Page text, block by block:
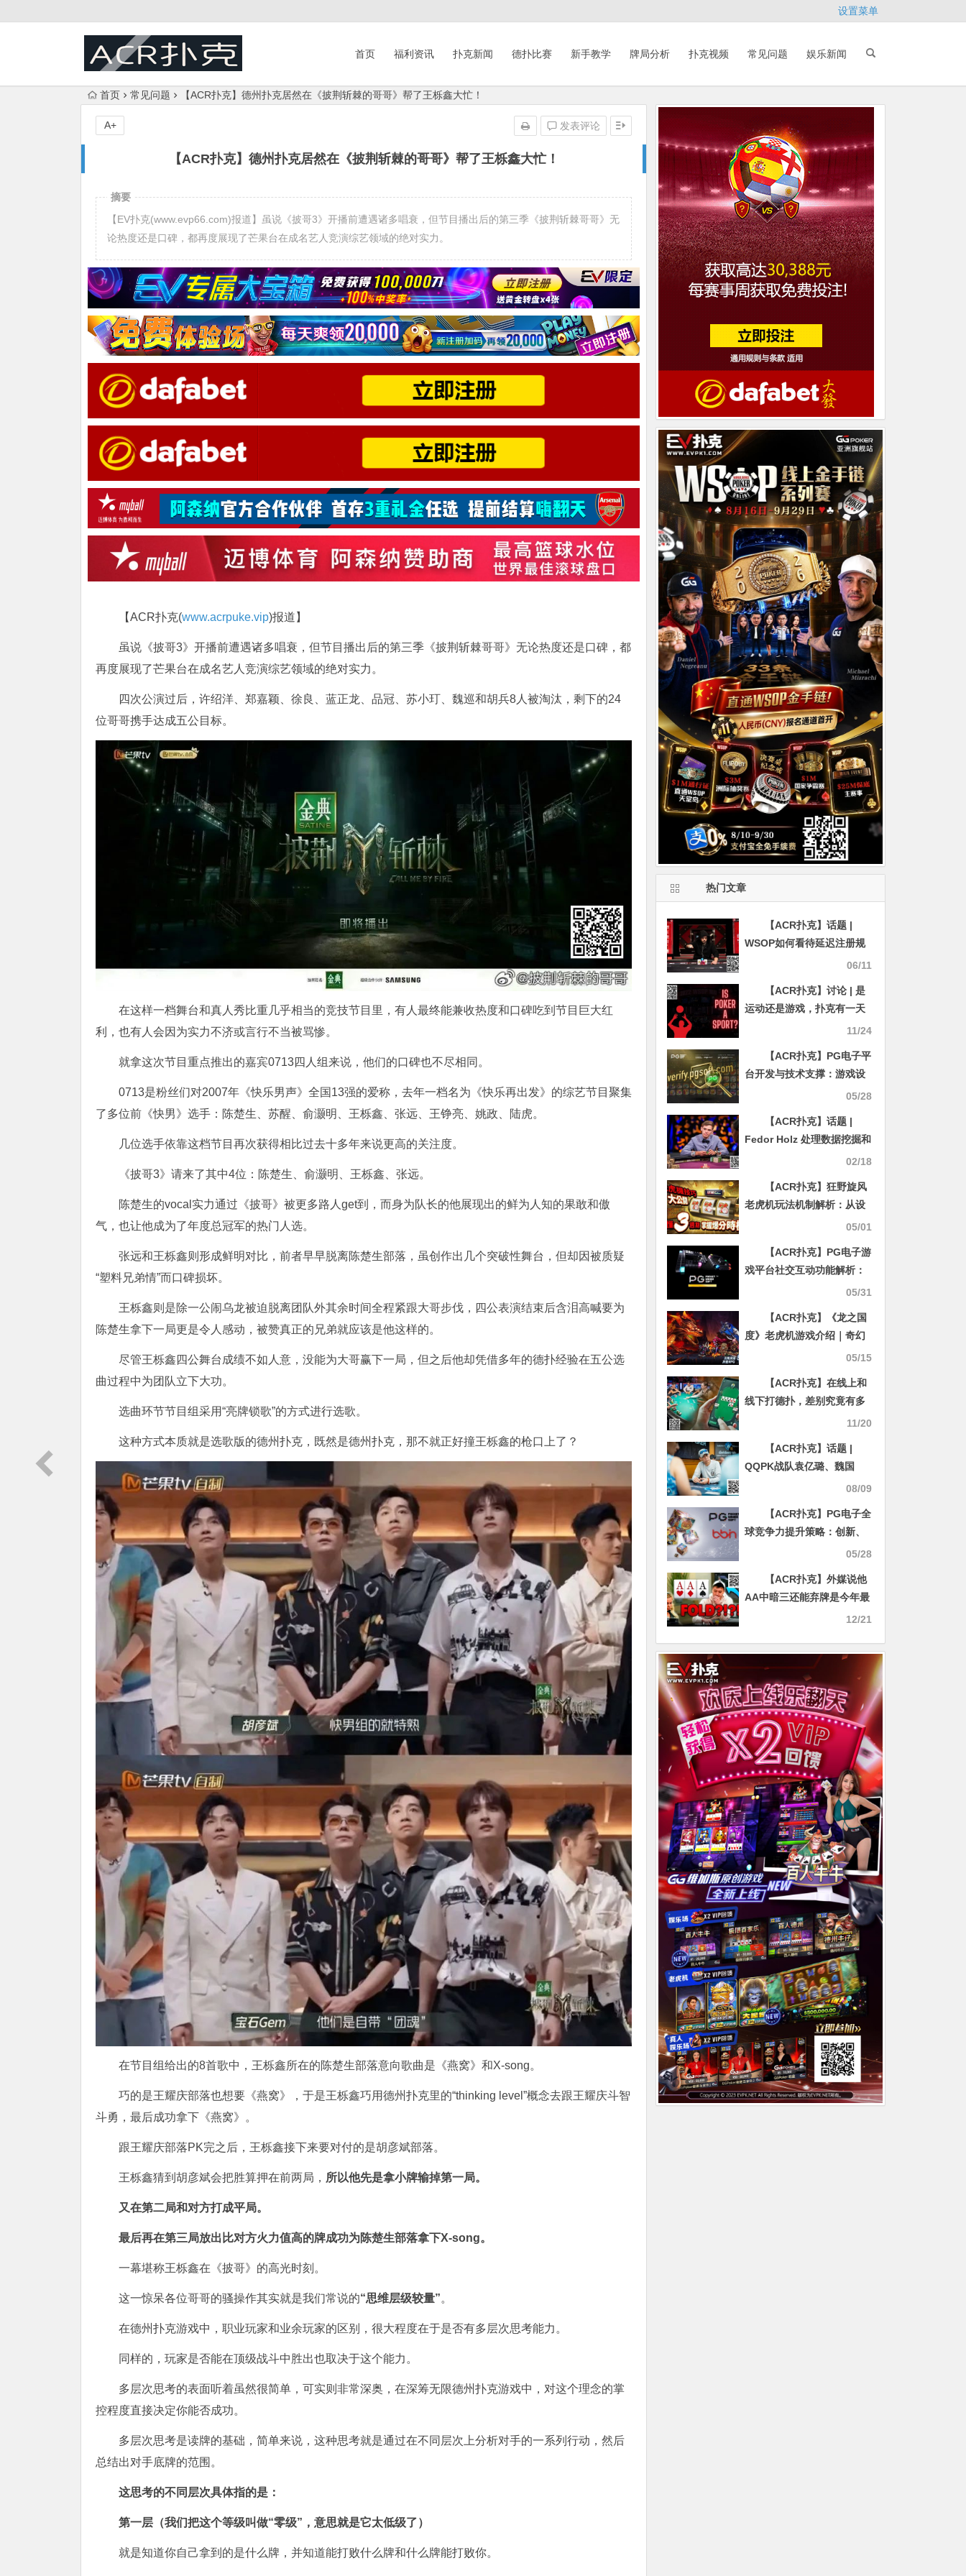
设置菜单
首页 福利资讯 扑克新闻 德扑比赛 新手教学 牌局分析 扑克视频 常见问题 娱乐新闻
首页 常见问题 【ACR扑克】德州扑克居然在《披荆斩棘的哥哥》帮了王栎鑫大忙！
【ACR扑克】德州扑克居然在《披荆斩棘的哥哥》帮了王栎鑫大忙！
发表评论
A+
摘要
【EV扑克(www.evp66.com)报道】虽说《披哥3》开播前遭遇诸多唱衰，但节目播出后的第三季《披荆斩棘哥哥》无
论热度还是口碑，都再度展现了芒果台在成名艺人竞演综艺领域的绝对实力。
【ACR扑克(www.acrpuke.vip)报道】
虽说《披哥3》开播前遭遇诸多唱衰，但节目播出后的第三季《披荆斩棘哥哥》无论热度还是口碑，都
再度展现了芒果台在成名艺人竞演综艺领域的绝对实力。
四次公演过后，许绍洋、郑嘉颖、徐良、蓝正龙、品冠、苏小玎、魏巡和胡兵8人被淘汰，剩下的24
位哥哥携手达成五公目标。
在这样一档舞台和真人秀比重几乎相当的竞技节目里，有人最终能兼收热度和口碑吃到节目巨大红
利，也有人会因为实力不济或言行不当被骂惨。
就拿这次节目重点推出的嘉宾0713四人组来说，他们的口碑也不尽相同。
0713是粉丝们对2007年《快乐男声》全国13强的爱称，去年一档名为《快乐再出发》的综艺节目聚集
了多位前《快男》选手：陈楚生、苏醒、俞灏明、王栎鑫、张远、王铮亮、姚政、陆虎。
几位选手依靠这档节目再次获得相比过去十多年来说更高的关注度。
《披哥3》请来了其中4位：陈楚生、俞灏明、王栎鑫、张远。
陈楚生的vocal实力通过《披哥》被更多路人get到，而身为队长的他展现出的鲜为人知的果敢和傲
气，也让他成为了年度总冠军的热门人选。
张远和王栎鑫则形成鲜明对比，前者早早脱离陈楚生部落，虽创作出几个突破性舞台，但却因被质疑
“塑料兄弟情”而口碑损坏。
王栎鑫则是除一公闹乌龙被迫脱离团队外其余时间全程紧跟大哥步伐，四公表演结束后含泪高喊要为
陈楚生拿下一局更是令人感动，被赞真正的兄弟就应该是他这样的。
尽管王栎鑫四公舞台成绩不如人意，没能为大哥赢下一局，但之后他却凭借多年的德扑经验在五公选
曲过程中为团队立下大功。
选曲环节节目组采用“亮牌锁歌”的方式进行选歌。
这种方式本质就是选歌版的德州扑克，既然是德州扑克，那不就正好撞王栎鑫的枪口上了？
在节目组给出的8首歌中，王栎鑫所在的陈楚生部落意向歌曲是《燕窝》和X-song。
巧的是王耀庆部落也想要《燕窝》，于是王栎鑫巧用德州扑克里的“thinking level”概念去跟王耀庆斗智
斗勇，最后成功拿下《燕窝》。
跟王耀庆部落PK完之后，王栎鑫接下来要对付的是胡彦斌部落。
王栎鑫猜到胡彦斌会把胜算押在前两局， 所以他先是拿小牌输掉第一局。
又在第二局和对方打成平局。
最后再在第三局放出比对方火力值高的牌成功为陈楚生部落拿下X-song。
一幕堪称王栎鑫在《披哥》的高光时刻。
这一惊呆各位哥哥的骚操作其实就是我们常说的“思维层级较量”。
在德州扑克游戏中，职业玩家和业余玩家的区别，很大程度在于是否有多层次思考能力。
同样的，玩家是否能在顶级战斗中胜出也取决于这个能力。
多层次思考的表面听着虽然很简单，可实则非常深奥，在深筹无限德州扑克游戏中，对这个理念的掌
控程度直接决定你能否成功。
多层次思考是读牌的基础，简单来说，这种思考就是通过在不同层次上分析对手的一系列行动，然后
总结出对手底牌的范围。
这思考的不同层次具体指的是：
第一层（我们把这个等级叫做“零级”，意思就是它太低级了）
就是知道你自己拿到的是什么牌，并知道能打败什么牌和什么牌能打败你。
热门文章
【ACR扑克】话题 |
WSOP如何看待延迟注册规
06/11
【ACR扑克】讨论 | 是
运动还是游戏，扑克有一天
11/24
【ACR扑克】PG电子平
台开发与技术支撑：游戏设
计、多平台兼容与安全合规
05/28
【ACR扑克】话题 |
Fedor Holz 处理数据挖掘和
02/18
【ACR扑克】狂野旋风
老虎机玩法机制解析：从设
05/01
【ACR扑克】PG电子游
戏平台社交互动功能解析：
实时聊天、好友系统与社区
05/31
【ACR扑克】《龙之国
度》老虎机游戏介绍｜奇幻
冒险与巨龙宝藏的激情碰撞
05/15
【ACR扑克】在线上和
线下打德扑，差别究竟有多
11/20
【ACR扑克】话题 |
QQPK战队袁亿璐、魏国
梁、田浩和林蔚晋级塞浦路
08/09
【ACR扑克】PG电子全
球竞争力提升策略：创新、
05/28
【ACR扑克】外媒说他
AA中暗三还能弃牌是今年最
12/21